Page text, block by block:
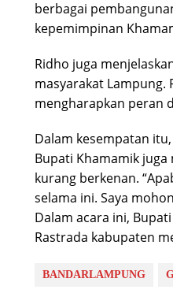
berbagai
kepemimpinan
Ridho juga
masyarakat Lampung.
mengharapkan peran
Dalam kesempatan
Bupati Khamamik
kurang berkenan.
selama ini. Saya
Dalam acara ini,
Rastrada kabupaten
BANDARLAMPUNG